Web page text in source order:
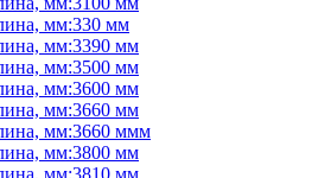
мм:330 мм
мм:3390 мм
мм:3500 мм
мм:3600 мм
мм:3660 мм
мм:3660 ммм
мм:3800 мм
мм:3810 мм